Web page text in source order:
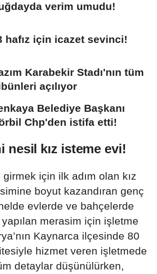
verim umudu!
hafız için icazet sevinci!
Karabekir Stadı'nın tüm
açılıyor
Belediye Başkanı
Chp'den istifa etti!
nesil kız isteme evi!
için ilk adım olan kız
boyut kazandıran genç
evlerde ve bahçelerde
yapılan merasim için işletme
Kaynarca ilçesinde 80
hizmet veren işletmede
detaylar düşünülürken,